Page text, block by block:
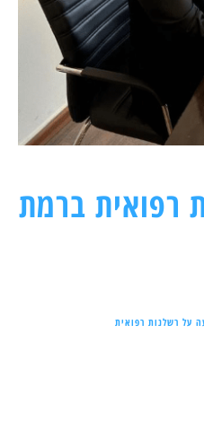
רפואית ברמת
על רשלנות רפואית